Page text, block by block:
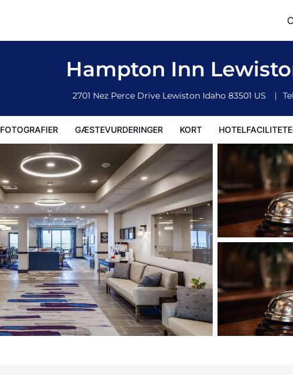
Hampton Inn
2701 Nez Perce Drive Lewiston Idaho 83501 US
FOTOGRAFIER GÆSTEVURDERINGER KORT